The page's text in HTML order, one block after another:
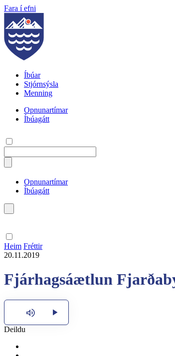
Fara í efni
Íbúar
Stjórnsýsla
Menning
Opnunartímar
Íbúagátt
Opnunartímar
Íbúagátt
Heim Fréttir
20.11.2019
Fjárhagsáætlun
Hlusta
Deildu